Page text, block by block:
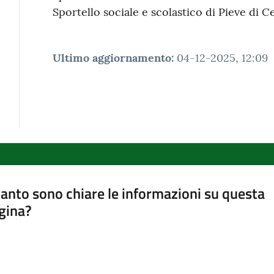
Sportello sociale e scolastico di Pieve di
Ultimo aggiornamento: 04-12-2025, 12:09
sono chiare le informazioni su questa